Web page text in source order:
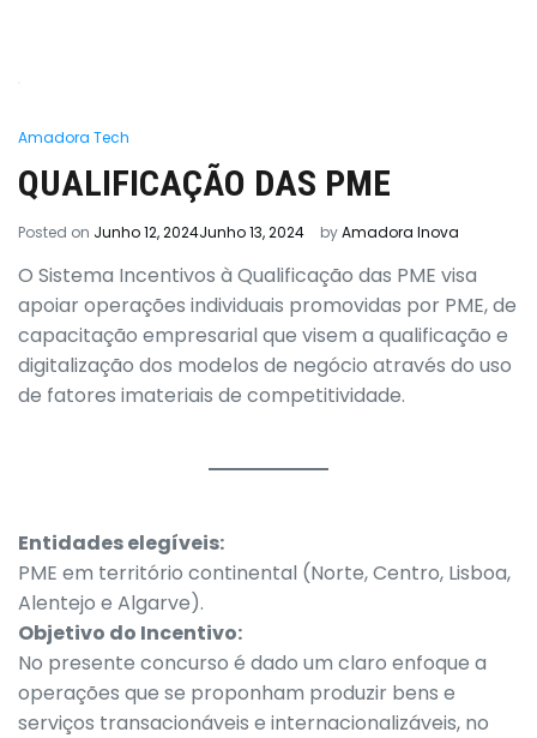
Amadora Tech
QUALIFICAÇÃO DAS PME
Posted on Junho 12, 2024Junho 13, 2024 byAmadora Inova
O Sistema Incentivos à Qualificação das PME visa
apoiar operações individuais promovidas por PME, de
capacitação empresarial que visem a qualificação e
digitalização dos modelos de negócio através do uso
de fatores imateriais de competitividade.
Entidades elegíveis:
PME em território continental (Norte, Centro, Lisboa,
Alentejo e Algarve).
Objetivo do Incentivo:
No presente concurso é dado um claro enfoque a
operações que se proponham produzir bens e
serviços transacionáveis e internacionalizáveis, no